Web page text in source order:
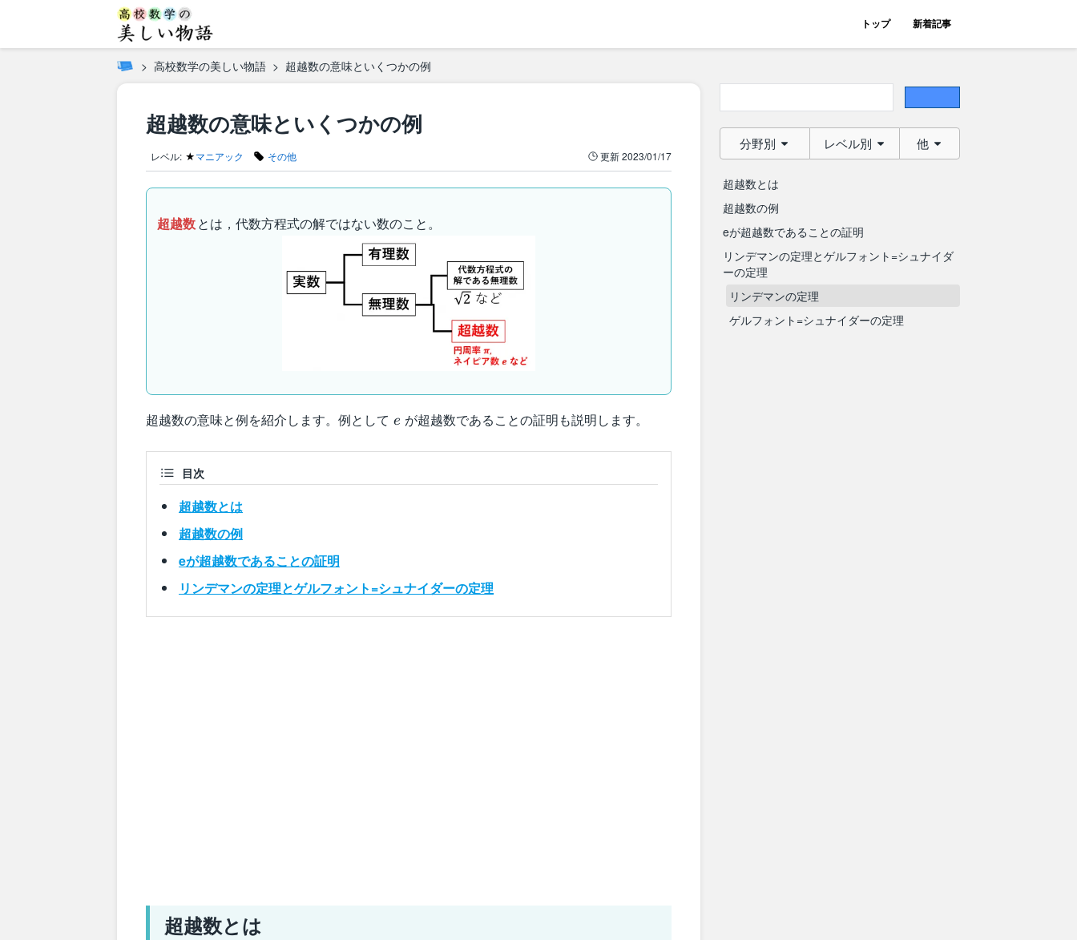
トップ 新着記事
高校数学の美しい物語 超越数の意味といくつかの例
超越数の意味といくつかの例
レベル: ★マニアック その他 更新2023/01/17
超越数とは，代数方程式の解ではない数のこと。
超越数の意味と例を紹介します。例として e
e が超越数であることの証明も説明します。
目次
超越数とは
超越数の例
eが超越数であることの証明
リンデマンの定理とゲルフォント=シュナイダーの定理
超越数とは
分野別 レベル別 他
超越数とは
超越数の例
eが超越数であることの証明
リンデマンの定理とゲルフォント=シュナイダ
ーの定理
リンデマンの定理
ゲルフォント=シュナイダーの定理